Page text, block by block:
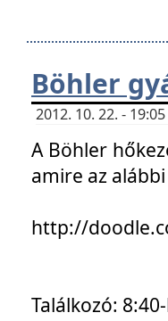
Böhler
2012. 10. 22. -
A Böhler
amire az
http://
Találkozó: